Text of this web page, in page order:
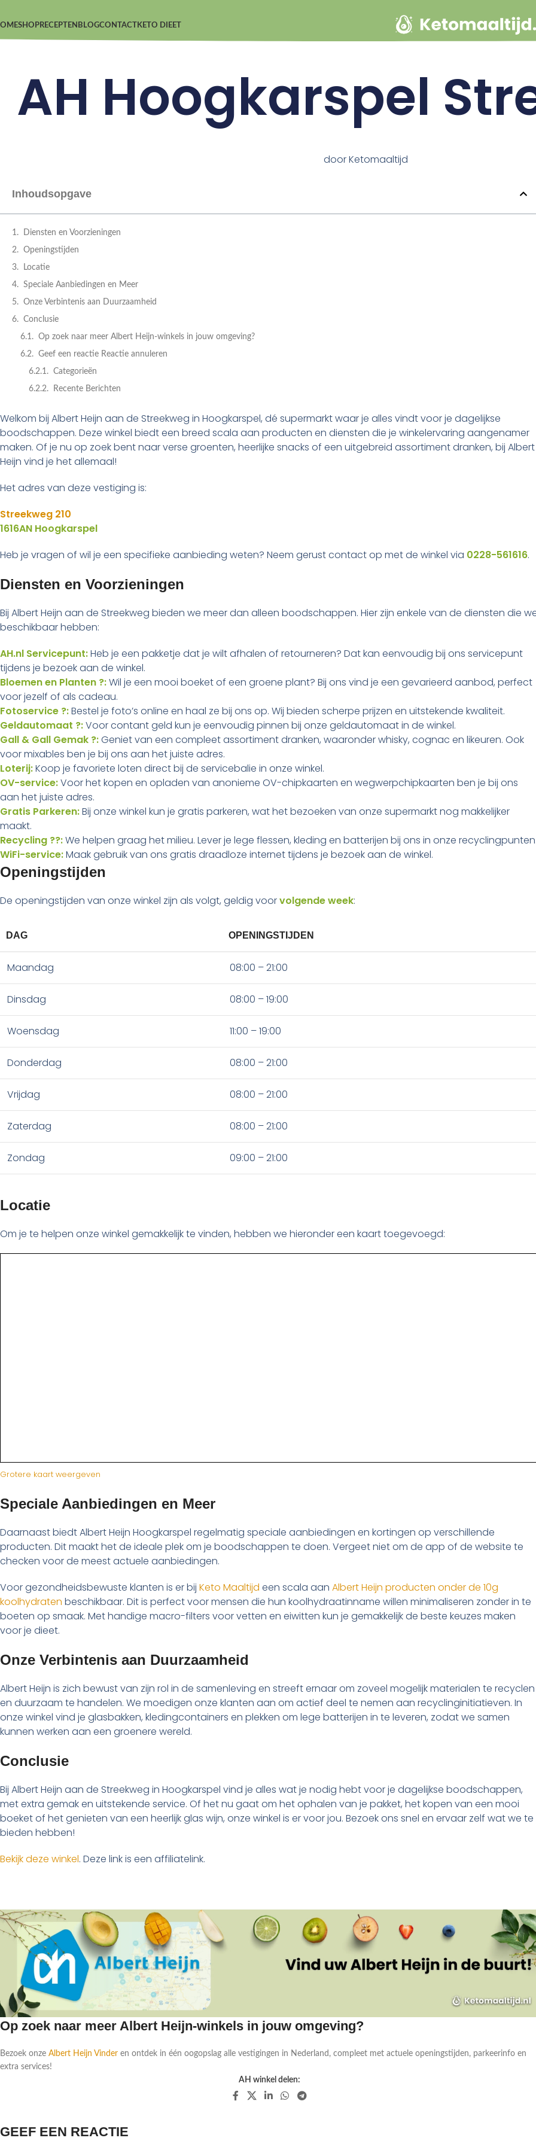
SHOPRECEPTEN BLOGCONTACT KETO DIEET
AH Hoogkarspel
doorKetomaaltijd
Inhoudsopgave
Diensten en Voorzieningen
Openingstijden
Locatie
Speciale Aanbiedingen en Meer
Onze Verbintenis aan Duurzaamheid
Conclusie
Op zoek naar meer Albert Heijn-winkels in jouw omgeving?
Geef een reactie Reactie annuleren
Categorieën
Recente Berichten
Welkom bij Albert Heijn aan de Streekweg in Hoogkarspel, dé supermarkt waar je alles vindt voor je dagelijkse
boodschappen. Deze winkel biedt een breed scala aan producten en diensten die je winkelervaring aangenamer
maken. Of je nu op zoek bent naar verse groenten, heerlijke snacks of een uitgebreid assortiment dranken, bij Albert
Heijn vind je het allemaal!
Het adres van deze vestiging is:
Streekweg 210
1616AN Hoogkarspel
Heb je vragen of wil je een specifieke aanbieding weten? Neem gerust contact op met de winkel via 0228-561616.
Diensten en Voorzieningen
Bij Albert Heijn aan de Streekweg bieden we meer dan alleen boodschappen. Hier zijn enkele van de diensten die
beschikbaar hebben:
AH.nl Servicepunt:Heb je een pakketje dat je wilt afhalen of retourneren? Dat kan eenvoudig bij ons servicepunt
tijdens je bezoek aan de winkel.
Bloemen en Planten ?:Wil je een mooi boeket of een groene plant? Bij ons vind je een gevarieerd aanbod, perfect
voor jezelf of als cadeau.
Fotoservice ?:Bestel je foto’s online en haal ze bij ons op. Wij bieden scherpe prijzen en uitstekende kwaliteit.
Geldautomaat ?:Voor contant geld kun je eenvoudig pinnen bij onze geldautomaat in de winkel.
Gall & Gall Gemak ?:Geniet van een compleet assortiment dranken, waaronder whisky, cognac en likeuren. Ook
voor mixables ben je bij ons aan het juiste adres.
Loterij:Koop je favoriete loten direct bij de servicebalie in onze winkel.
OV-service:Voor het kopen en opladen van anonieme OV-chipkaarten en wegwerpchipkaarten ben je bij ons
aan het juiste adres.
Gratis Parkeren:Bij onze winkel kun je gratis parkeren, wat het bezoeken van onze supermarkt nog makkelijker
maakt.
Recycling ??:We helpen graag het milieu. Lever je lege flessen, kleding en batterijen bij ons in onze
WiFi-service:Maak gebruik van ons gratis draadloze internet tijdens je bezoek aan de winkel.
Openingstijden
De openingstijden van onze winkel zijn als volgt, geldig voorvolgende week:
DAG OPENINGSTIJDEN
Maandag 08:00 – 21:00
Dinsdag 08:00 – 19:00
Woensdag 11:00 – 19:00
Donderdag 08:00 – 21:00
Vrijdag 08:00 – 21:00
Zaterdag 08:00 – 21:00
Zondag 09:00 – 21:00
Locatie
Om je te helpen onze winkel gemakkelijk te vinden, hebben we hieronder een kaart toegevoegd:
Grotere kaart weergeven
Speciale Aanbiedingen en Meer
Daarnaast biedt Albert Heijn Hoogkarspel regelmatig speciale aanbiedingen en kortingen op verschillende
producten. Dit maakt het de ideale plek om je boodschappen te doen. Vergeet niet om de app of de website te
checken voor de meest actuele aanbiedingen.
Voor gezondheidsbewuste klanten is er bij Keto Maaltijd een scala aan Albert Heijn producten onder de 10g
koolhydraten beschikbaar. Dit is perfect voor mensen die hun koolhydraatinname willen minimaliseren zonder in te
boeten op smaak. Met handige macro-filters voor vetten en eiwitten kun je gemakkelijk de beste keuzes maken
voor je dieet.
Onze Verbintenis aan Duurzaamheid
Albert Heijn is zich bewust van zijn rol in de samenleving en streeft ernaar om zoveel mogelijk materialen te recyclen
en duurzaam te handelen. We moedigen onze klanten aan om actief deel te nemen aan recyclinginitiatieven. In
onze winkel vind je glasbakken, kledingcontainers en plekken om lege batterijen in te leveren, zodat we samen
kunnen werken aan een groenere wereld.
Conclusie
Bij Albert Heijn aan de Streekweg in Hoogkarspel vind je alles wat je nodig hebt voor je dagelijkse boodschappen,
met extra gemak en uitstekende service. Of het nu gaat om het ophalen van je pakket, het kopen van een mooi
boeket of het genieten van een heerlijk glas wijn, onze winkel is er voor jou. Bezoek ons snel en ervaar zelf wat we te
bieden hebben!
Bekijk deze winkel. Deze link is een affiliatelink.
Op zoek naar meer Albert Heijn-winkels in jouw omgeving?
Bezoek onze Albert Heijn Vinder en ontdek in één oogopslag alle vestigingen in Nederland, compleet met actuele openingstijden, parkeerinfo en
extra services!
AH winkel delen:
GEEF EEN REACTIE